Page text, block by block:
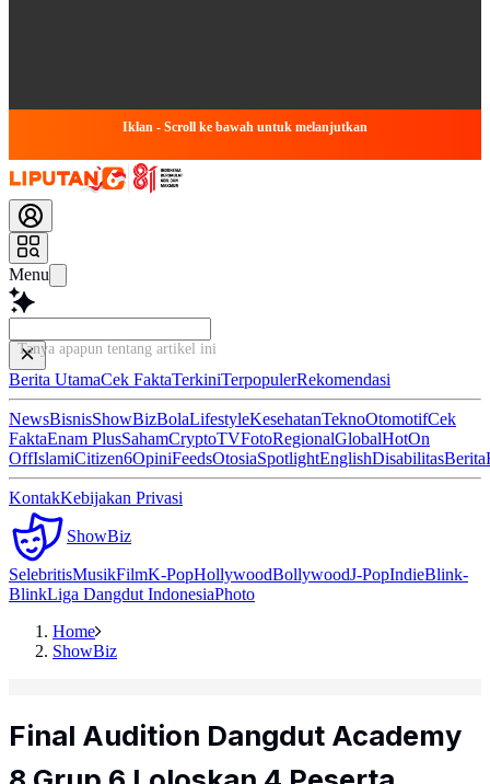
Iklan - Scroll ke bawah untuk melanjutkan
Menu
Tanya apapun tentang artikel
Berita UtamaCek FaktaTerkiniTerpopulerRekomendasi
NewsBisnisShowBizBolaLifestyleKesehatanTeknoOtomotifCek
FaktaEnam PlusSahamCryptoTVFotoRegionalGlobalHotOn
OffIslamiCitizen6OpiniFeedsOtosiaSpotlightEnglishDisabilitasBerita
KontakKebijakan Privasi
ShowBiz
SelebritisMusikFilmK-PopHollywoodBollywoodJ-PopIndieBlink-
BlinkLiga Dangdut IndonesiaPhoto
Home
ShowBiz
Final Audition Dangdut Academy